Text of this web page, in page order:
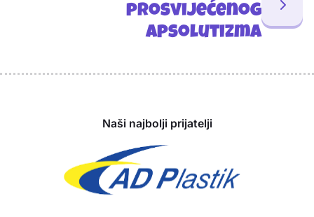
prosvijećenog
apsolutizma
Naši najbolji prijatelji